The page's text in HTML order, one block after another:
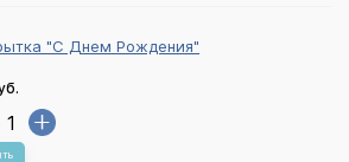
"С Днем Рождения"